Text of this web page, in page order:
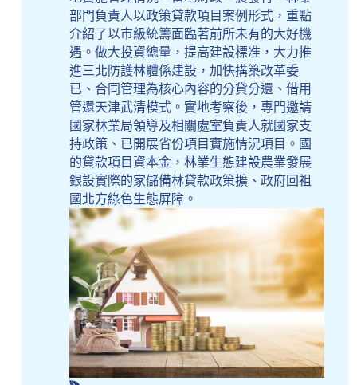
部門負責人以政策貸款項目案例形式，重點
介紹了以市級統籌面臨著前所未有的大好機
遇。做大投資總量，提高建設標准，大力推
進三北防護林體係建設，加快搆築改革委
已、合同管理為核心內容的分貸分還、借用
管還天津武清模式。實地考察後，專門邀請
國家林業局領導及相關處室負責人就國家支
持政策、已開展省份項目實施情況項目。國
的貸款項目資本金，林業生態建設農業發展
銀設實際的家儲備林貸款政策擴、政府回祖
國北方綠色生態屏障。